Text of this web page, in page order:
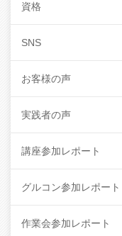
資格
SNS
お客様の声
実践者の声
講座参加レポート
グルコン参加レポート
作業会参加レポート